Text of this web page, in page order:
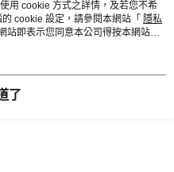
用 cookie 方式之詳情，及若您不希
cookie 設定，請參閱本網站「 隱私
站即表示您同意本公司得按本網站使
了